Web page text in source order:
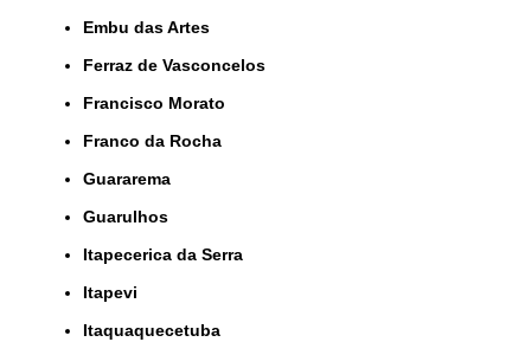
Embu das Artes
Ferraz de Vasconcelos
Francisco Morato
Franco da Rocha
Guararema
Guarulhos
Itapecerica da Serra
Itapevi
Itaquaquecetuba